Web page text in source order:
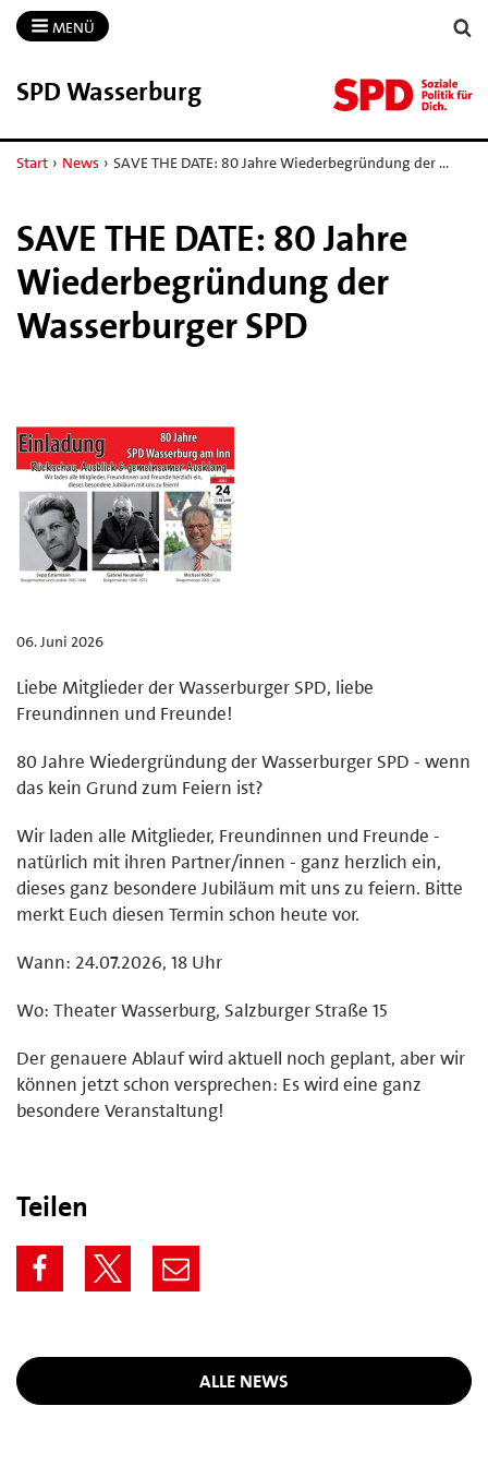
MENÜ
SPD Wasserburg
Start › News › SAVE THE DATE: 80 Jahre Wiederbegründung der …
SAVE THE DATE: 80 Jahre
Wiederbegründung der
Wasserburger SPD
06. Juni 2026
Liebe Mitglieder der Wasserburger SPD, liebe
Freundinnen und Freunde!
80 Jahre Wiedergründung der Wasserburger SPD - wenn
das kein Grund zum Feiern ist?
Wir laden alle Mitglieder, Freundinnen und Freunde -
natürlich mit ihren Partner/innen - ganz herzlich ein,
dieses ganz besondere Jubiläum mit uns zu feiern. Bitte
merkt Euch diesen Termin schon heute vor.
Wann: 24.07.2026, 18 Uhr
Wo: Theater Wasserburg, Salzburger Straße 15
Der genauere Ablauf wird aktuell noch geplant, aber wir
können jetzt schon versprechen: Es wird eine ganz
besondere Veranstaltung!
Teilen
ALLE NEWS